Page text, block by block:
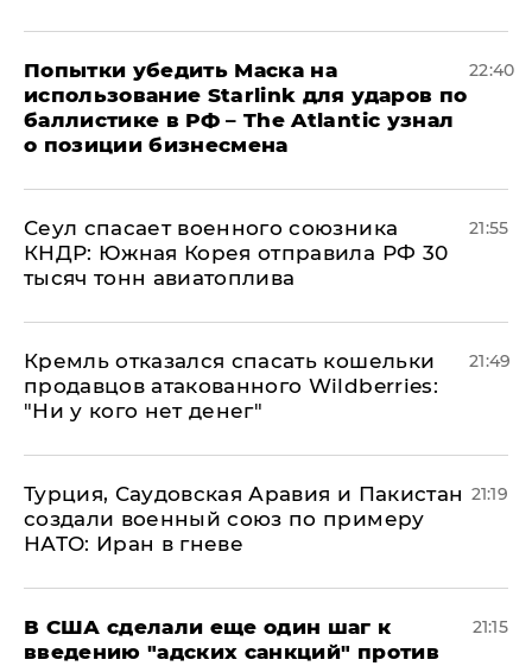
Попытки убедить Маска на
использование Starlink для ударов по
баллистике в РФ – The Atlantic узнал
о позиции бизнесмена
22:40
​Сеул спасает военного союзника
КНДР: Южная Корея отправила РФ 30
тысяч тонн авиатоплива
21:55
Кремль отказался спасать кошельки
продавцов атакованного Wildberries:
"Ни у кого нет денег"
21:49
Турция, Саудовская Аравия и Пакистан
создали военный союз по примеру
НАТО: Иран в гневе
21:19
В США сделали еще один шаг к
введению "адских санкций" против
21:15